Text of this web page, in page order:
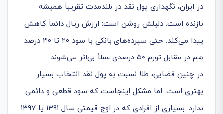
در ایران، نگهداری پول نقد در بلندمدت تقریباً همیشه
بازنده است. دلیلش روشن است: ارزش ریال دائماً کاهش
پیدا می‌کند. حتی سپرده‌های بانکی با سود ۲۰ تا ۳۰ درصد
هم در مقابل تورم ۵۰ درصدی عملاً بی‌اثر می‌شوند.
در چنین فضایی، طلا نسبت به پول نقد انتخاب بسیار
بهتری است. اما مشکل اینجاست که سود قطعی و دائمی
ندارد. بسیاری از افرادی که در اوج قیمتی سال ۱۳۹۱ یا ۱۳۹۷